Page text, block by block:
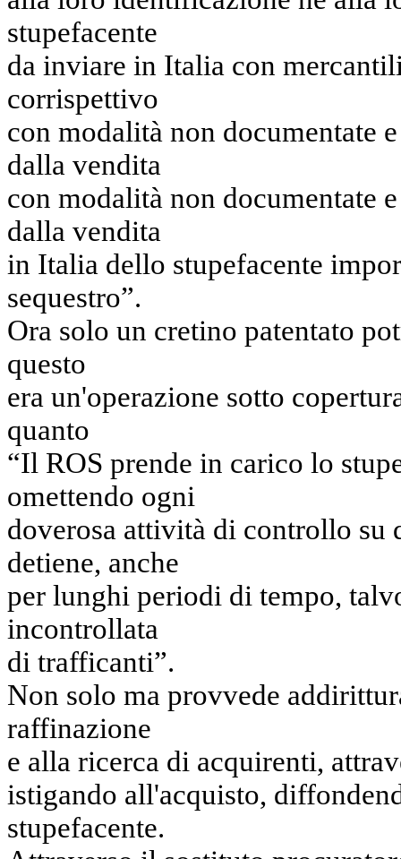
stupefacente
da inviare in Italia con
corrispettivo
con modalità non documentate
dalla vendita
con modalità non documentate
dalla vendita
in Italia dello stupefacente
sequestro”.
Ora solo un cretino patentato
questo
era un'operazione sotto
quanto
“Il ROS prende in carico lo
omettendo ogni
doverosa attività di controllo su
detiene, anche
per lunghi periodi di tempo,
incontrollata
di trafficanti”.
Non solo ma provvede
raffinazione
e alla ricerca di acquirenti,
istigando all'acquisto,
stupefacente.